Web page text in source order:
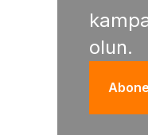
olun.